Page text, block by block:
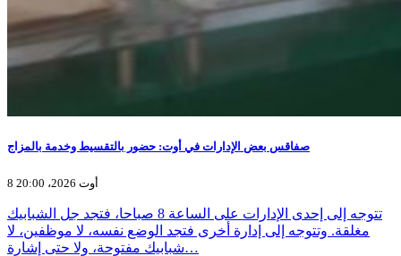
صفاقس بعض الإدارات في أوت: حضور بالتقسيط وخدمة بالمزاج
8 أوت 2026، 20:00
تتوجه إلى إحدى الإدارات على الساعة 8 صباحا، فتجد جل الشبابيك
مغلقة. وتتوجه إلى إدارة أخرى فتجد الوضع نفسه، لا موظفين، لا
شبابيك مفتوحة، ولا حتى إشارة…